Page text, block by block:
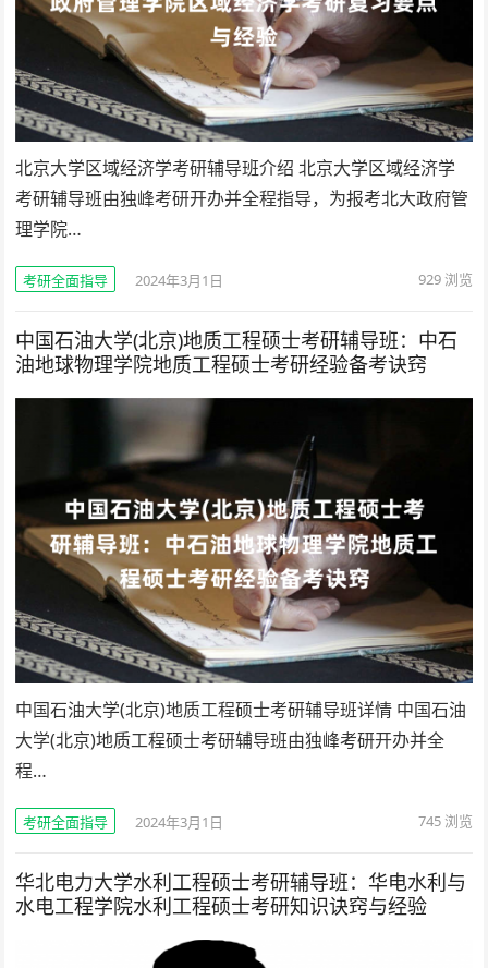
北京大学区域经济学考研辅导班介绍 北京大学区域经济学
考研辅导班由独峰考研开办并全程指导，为报考北大政府管
理学院…
考研全面指导 2024年3月1日 929浏览
中国石油大学(北京)地质工程硕士考研辅导班：中石
油地球物理学院地质工程硕士考研经验备考诀窍
中国石油大学(北京)地质工程硕士考研辅导班详情 中国石油
大学(北京)地质工程硕士考研辅导班由独峰考研开办并全
程…
考研全面指导 2024年3月1日 745浏览
华北电力大学水利工程硕士考研辅导班：华电水利与
水电工程学院水利工程硕士考研知识诀窍与经验